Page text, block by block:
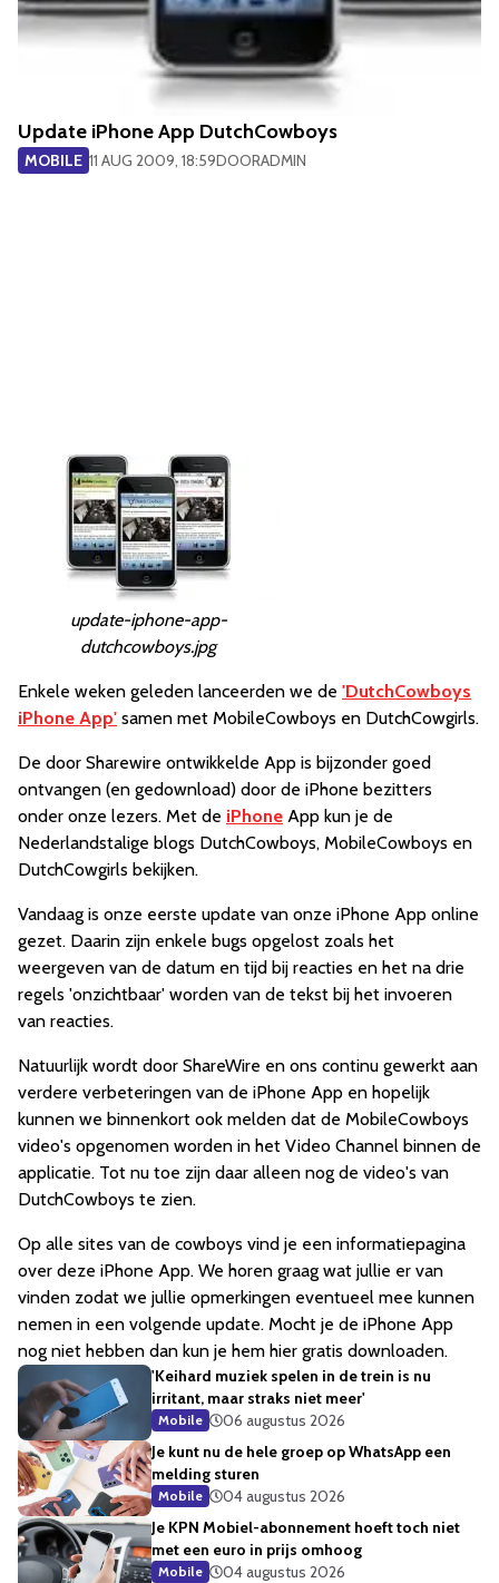
Update iPhone App DutchCowboys
MOBILE 11 AUG 2009, 18:59DOORADMIN
update-iphone-app-
dutchcowboys.jpg
Enkele weken geleden lanceerden we de 'DutchCowboys
iPhone App' samen met MobileCowboys en DutchCowgirls.
De door Sharewire ontwikkelde App is bijzonder goed
ontvangen (en gedownload) door de iPhone bezitters
onder onze lezers. Met de iPhone App kun je de
Nederlandstalige blogs DutchCowboys, MobileCowboys en
DutchCowgirls bekijken.
Vandaag is onze eerste update van onze iPhone App online
gezet. Daarin zijn enkele bugs opgelost zoals het
weergeven van de datum en tijd bij reacties en het na drie
regels 'onzichtbaar' worden van de tekst bij het invoeren
van reacties.
Natuurlijk wordt door ShareWire en ons continu gewerkt aan
verdere verbeteringen van de iPhone App en hopelijk
kunnen we binnenkort ook melden dat de MobileCowboys
video's opgenomen worden in het Video Channel binnen de
applicatie. Tot nu toe zijn daar alleen nog de video's van
DutchCowboys te zien.
Op alle sites van de cowboys vind je een informatiepagina
over deze iPhone App. We horen graag wat jullie er van
vinden zodat we jullie opmerkingen eventueel mee kunnen
nemen in een volgende update. Mocht je de iPhone App
nog niet hebben dan kun je hem hier gratis downloaden.
'Keihard muziek spelen in de trein is nu
irritant, maar straks niet meer'
Mobile
06 augustus 2026
Je kunt nu de hele groep op WhatsApp een
melding sturen
Mobile
04 augustus 2026
Je KPN Mobiel-abonnement hoeft toch niet
met een euro in prijs omhoog
Mobile
04 augustus 2026